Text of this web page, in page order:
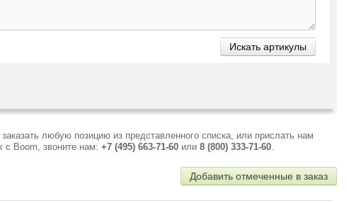
любую позицию из представленного списка, или прислать нам
с Boom, звоните нам: +7 (495) 663-71-60 или 8 (800) 333-71-60.
Добавить отмеченные в заказ